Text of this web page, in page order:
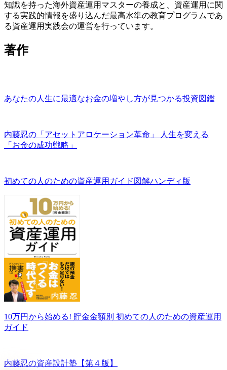
知識を持った海外資産運用マスターの養成と、資産運用に関
する実践的情報を盛り込んだ最高水準の教育プログラムであ
る資産運用実践会の運営を行っています。
著作
あなたの人生に最適なお金の増やし方が見つかる投資図鑑
内藤忍の「アセットアロケーション革命」 人生を変える
「お金の成功戦略」
初めての人のための資産運用ガイド図解ハンディ版
10万円から始める! 貯金金額別 初めての人のための資産運用
ガイド
内藤忍の資産設計塾【第４版】